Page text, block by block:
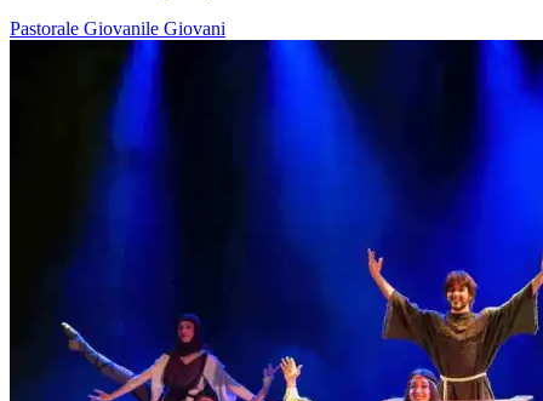
Pastorale Giovanile Giovani